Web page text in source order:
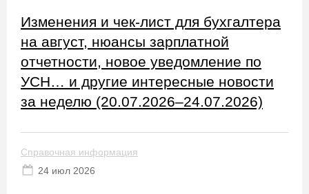
Изменения и чек-лист для бухгалтера
на август, нюансы зарплатной
отчетности, новое уведомление по
УСН… и другие интересные новости
за неделю (20.07.2026–24.07.2026)
Справочная информация
24 июл 2026